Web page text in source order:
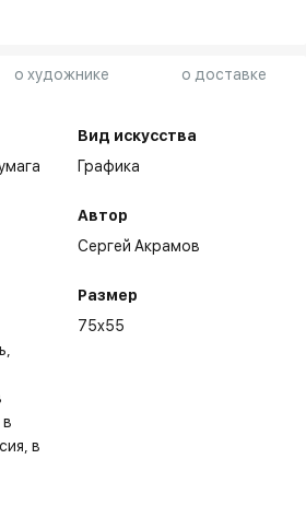
о художнике о доставке
в
в
Вид искусства
Графика
Автор
Сергей Акрамов
Размер
75x55